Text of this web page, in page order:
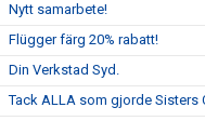
Nytt samarbete!
Flügger färg 20% rabatt!
Din Verkstad Syd.
Tack ALLA som gjorde Sisters